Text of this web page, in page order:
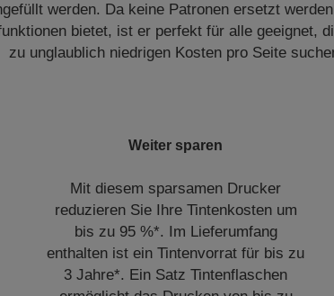
werden. Da keine Patronen ersetzt
bietet, ist er perfekt für alle geeignet,
zu unglaublich niedrigen Kosten pro Seite
Weiter sparen
Mit diesem sparsamen Drucker
reduzieren Sie Ihre Tintenkosten um
bis zu 95 %*. Im Lieferumfang
enthalten ist ein Tintenvorrat für bis zu
3 Jahre*. Ein Satz Tintenflaschen